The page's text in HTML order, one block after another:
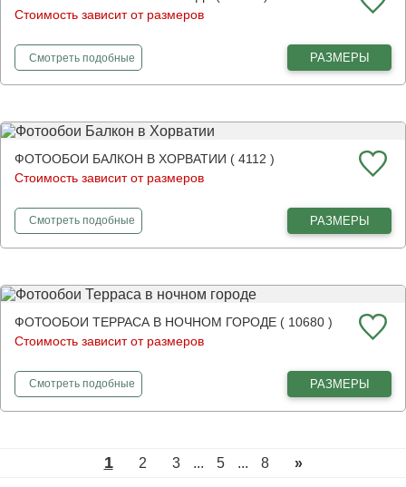
Стоимость зависит от размеров
Смотретьфотообои
подобные РАЗМЕРЫ
ФОТООБОИ БАЛКОН В ХОРВАТИИ ( 4112 )
Стоимость зависит от размеров
Смотретьфотообои
подобные РАЗМЕРЫ
ФОТООБОИ ТЕРРАСА В НОЧНОМ ГОРОДЕ ( 10680 )
Стоимость зависит от размеров
Смотретьфотообои
подобные РАЗМЕРЫ
1 2 3 ... 5 ... 8 »